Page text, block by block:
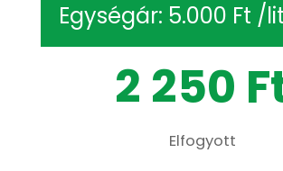
Egységár: 5.000 Ft /
2 250
Elfogyott